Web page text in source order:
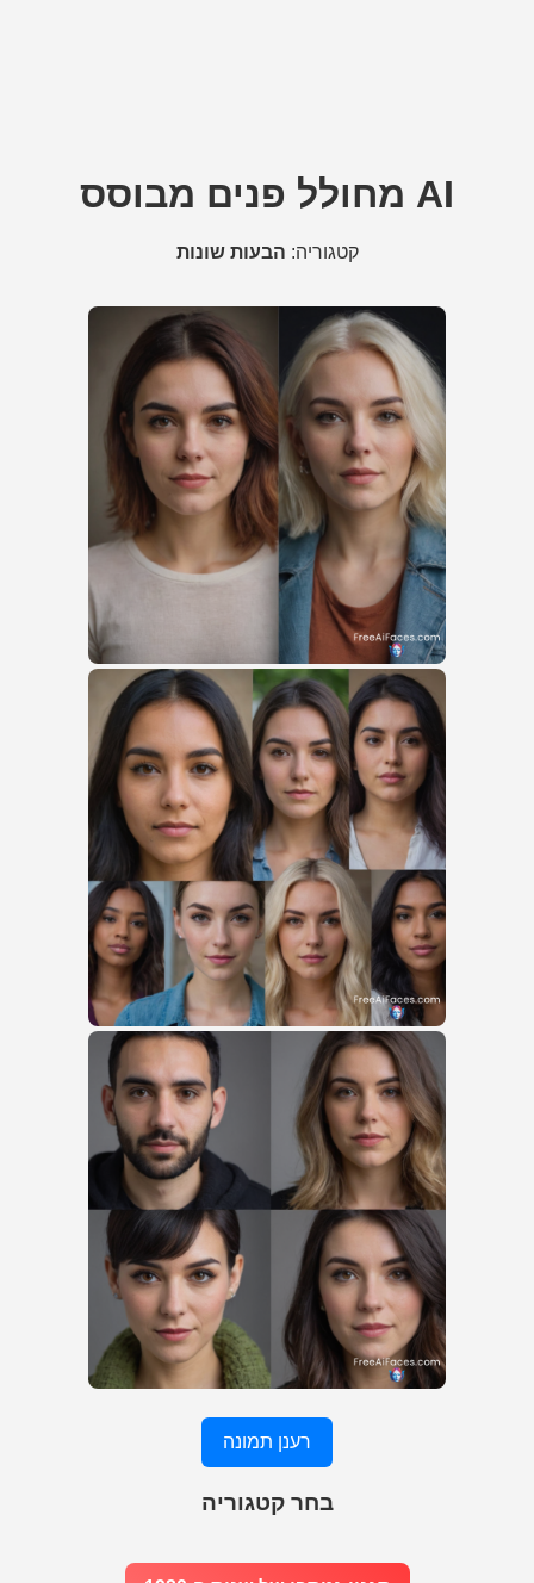
מחולל פנים מבוסס AI
קטגוריה: הבעות שונות
רענן תמונה
בחר קטגוריה